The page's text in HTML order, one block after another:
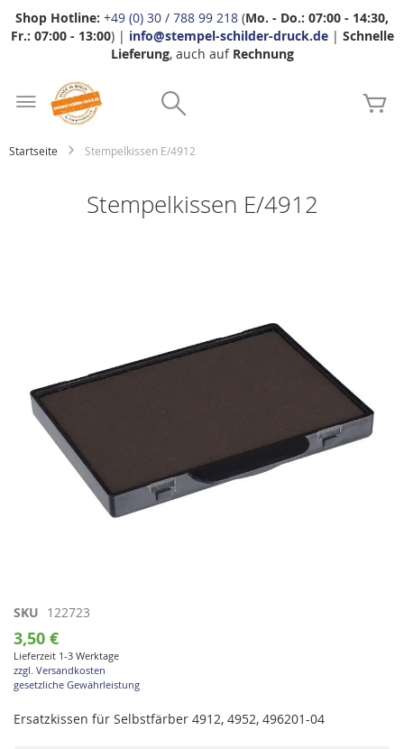
Shop Hotline: +49 (0) 30 / 788 99 218 (Mo. - Do.: 07:00 - 14:30,
Fr.: 07:00 - 13:00) | info@stempel-schilder-druck.de| Schnelle
Lieferung, auch auf Rechnung
Startseite Stempelkissen E/4912
Stempelkissen E/4912
Zum
Anfang
der
Bildgalerie
springen
SKU 122723
3,50 €
Lieferzeit 1-3 Werktage
zzgl. Versandkosten
gesetzliche Gewährleistung
Ersatzkissen für Selbstfärber 4912, 4952, 496201-04